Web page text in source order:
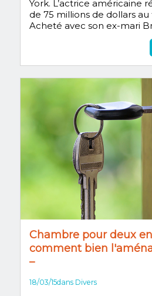
York. L’actrice américaine
de 75 millions de dollars
Acheté avec son ex-mari
Chambre pour deux
comment bien
–
18/03/15dans Divers